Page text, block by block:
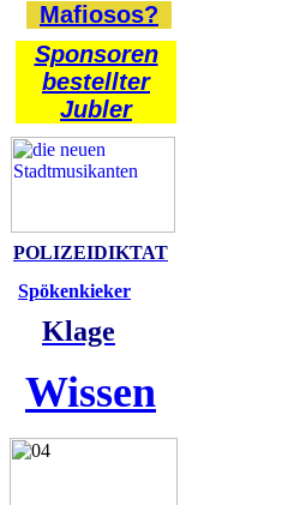
Mafiosos?
Sponsoren
bestellter
Jubler
POLIZEIDIKTAT
Spökenkieker
Klage
Wissen